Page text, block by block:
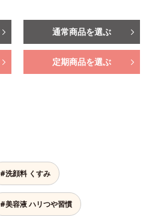
通常商品を選ぶ
定期商品を選ぶ
#洗顔料 くすみ
#美容液 ハリつや習慣